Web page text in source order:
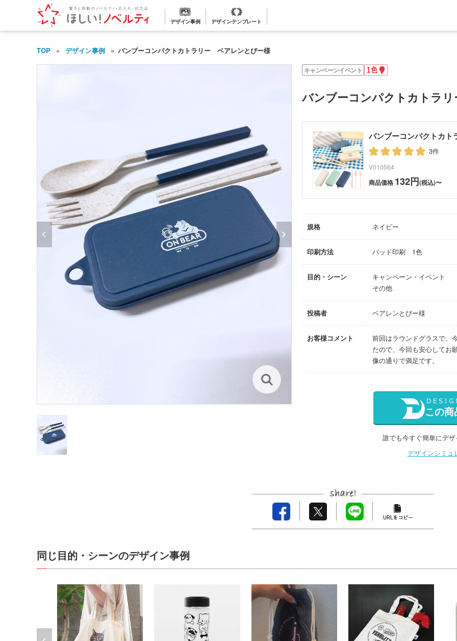
デザイン事例 デザインテンプレート
TOP デザイン事例 バンブーコンパクトカトラリー ベアレンとびー様
バンブーコンパクトカトラ
キャンペーンイベント 1
色
れ
バンブーコンパクトカト
3件
V010564
商品価格 132円(税込)〜
規格 ネイビー
印刷方法 パッド印刷 1色
目的・シーン
キャンペーン・イベント
その他
投稿者 ベアレンとびー様
お客様コメント
前回はラウンドグラスで、
たので、今回も安心してお
像の通りで満足です。
この商
誰でも今すぐ簡単にデ
デザインシミュ
同じ目的・シーンのデザイン事例